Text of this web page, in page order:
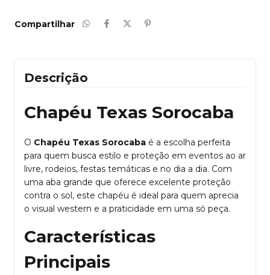
Compartilhar
Descrição
Chapéu Texas Sorocaba
O Chapéu Texas Sorocaba é a escolha perfeita
para quem busca estilo e proteção em eventos ao ar
livre, rodeios, festas temáticas e no dia a dia. Com
uma aba grande que oferece excelente proteção
contra o sol, este chapéu é ideal para quem aprecia
o visual western e a praticidade em uma só peça.
Características
Principais